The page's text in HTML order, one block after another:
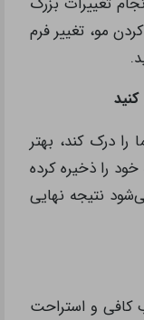
مو، تغییر فرم
را درک کند، بهتر
را ذخیره کرده
نتیجه نهایی
کافی و استراحت